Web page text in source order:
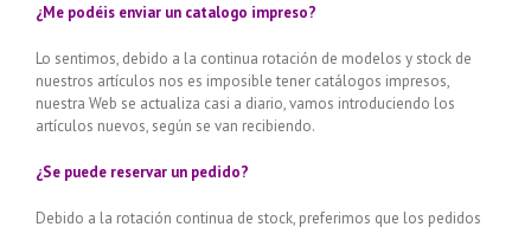
¿Me podéis enviar un catalogo impreso?
Lo sentimos, debido a la continua rotación de modelos y stock de
nuestros artículos nos es imposible tener catálogos impresos,
nuestra Web se actualiza casi a diario, vamos introduciendo los
artículos nuevos, según se van recibiendo.
¿Se puede reservar un pedido?
Debido a la rotación continua de stock, preferimos que los pedidos